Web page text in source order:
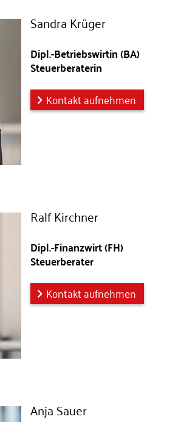
Sandra Krüger
Dipl.-Betriebswirtin (BA)
Steuerberaterin
Kontakt aufnehmen
Ralf Kirchner
Dipl.-Finanzwirt (FH)
Steuerberater
Kontakt aufnehmen
Anja Sauer